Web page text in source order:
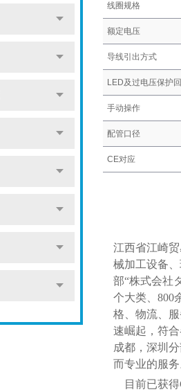
线圈规格
额定电压
导线引出方式
LED及过电压保护
手动操作
配管口径
CE对应
江西省江崎
械加工设备
部“株式会社
个大类、800
格、物流、
速崛起，符
成都，深圳
而专业的服
目前已获得